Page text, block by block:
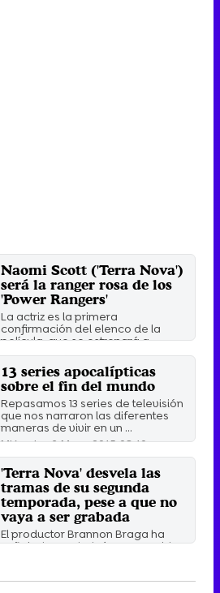
Naomi Scott ('Terra Nova')
será la ranger rosa de los
'Power Rangers'
La actriz es la primera
confirmación del elenco de la
película, que se estrenará a ...
Jueves 8 Octubre 2015 17:47
13 series apocalípticas
sobre el fin del mundo
Repasamos 13 series de televisión
que nos narraron las diferentes
maneras de vivir en un ...
Miércoles 6 Mayo 2015 08:10
'Terra Nova' desvela las
tramas de su segunda
temporada, pese a que no
vaya a ser grabada
El productor Brannon Braga ha
señalado que habrían aparecido